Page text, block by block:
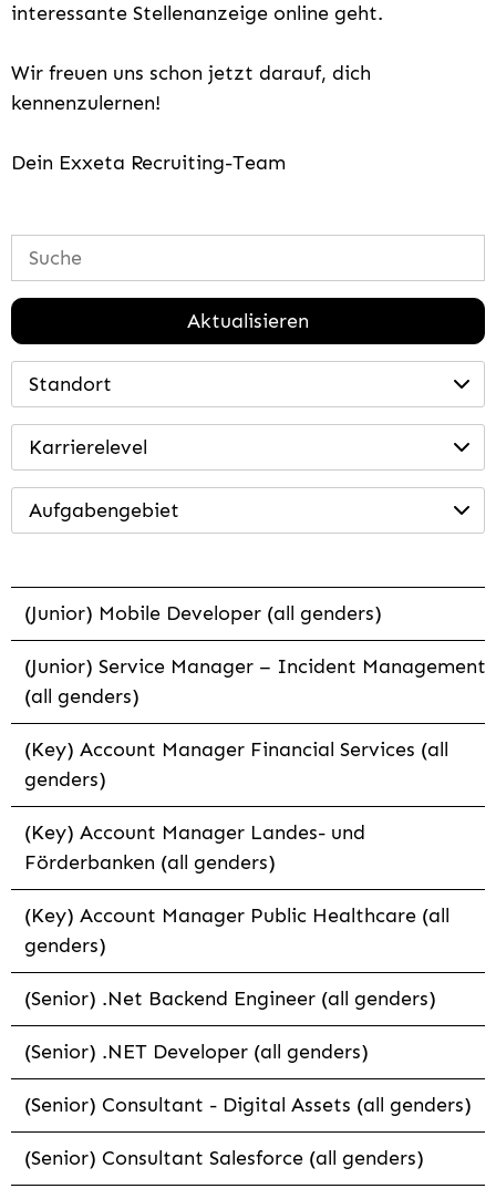
interessante Stellenanzeige online geht.
Wir freuen uns schon jetzt darauf, dich
kennenzulernen!
Dein Exxeta Recruiting-Team
Aktualisieren
Standort
Karrierelevel
Aufgabengebiet
(Junior) Mobile Developer (all genders)
(Junior) Service Manager – Incident Management
(all genders)
(Key) Account Manager Financial Services (all
genders)
(Key) Account Manager Landes- und
Förderbanken (all genders)
(Key) Account Manager Public Healthcare (all
genders)
(Senior) .Net Backend Engineer (all genders)
(Senior) .NET Developer (all genders)
(Senior) Consultant - Digital Assets (all genders)
(Senior) Consultant Salesforce (all genders)